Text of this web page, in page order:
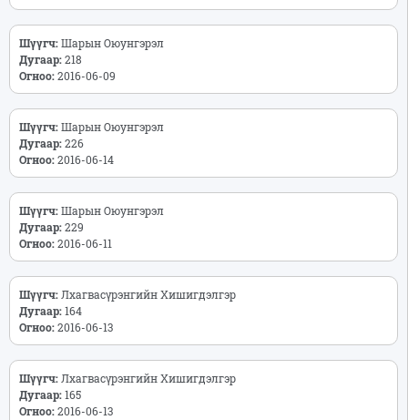
Шүүгч:Шарын Оюунгэрэл
Дугаар:218
Огноо:2016-06-09
Шүүгч:Шарын Оюунгэрэл
Дугаар:226
Огноо:2016-06-14
Шүүгч:Шарын Оюунгэрэл
Дугаар:229
Огноо:2016-06-11
Шүүгч: Лхагвасүрэнгийн Хишигдэлгэр
Дугаар:164
Огноо:2016-06-13
Шүүгч: Лхагвасүрэнгийн Хишигдэлгэр
Дугаар:165
Огноо:2016-06-13